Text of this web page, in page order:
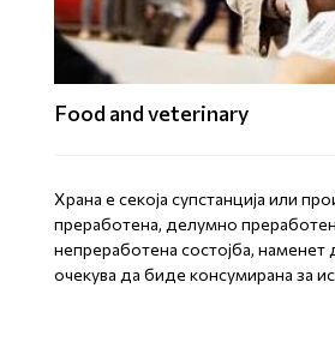
Food and veterinary
Храна е секоја супстанција или
преработена, делумно
непреработена состојба, наменет
очекува да биде консумирана за